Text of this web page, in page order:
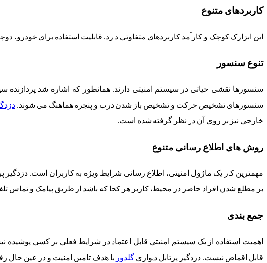
کاربردهای متنوع
این ابزارک کوچک و کارآمد کاربردهای متفاوتی دارد. قابلیت استفاده برای
تنوع سنسور
سنسورها نقشی حیاتی در سیستم امنیتی دارند. همانطور که اشاره شد پردازنده
سنسورهای تشخیص حرکت و تشخیص باز شدن درب و پنجره هماهنگ می شوند.
خارجی نیز بر روی آن در نظر گرفته شده است.
روش های اطلاع رسانی متنوع
مهمترین کار یک ماژول امنیتی، اطلاع رسانی شرایط ویژه به کاربران است.
بر مطلع شدن افراد حاضر در محیط، کاربر هر کجا که باشد از طریق پیامک و تماس
جمع بندی
اهمیت استفاده از یک سیستم امنیتی قابل اعتماد در شرایط فعلی بر کسی
قابل اقماض نیست. دزدگیر پرتابل دیواری گلدور با هدف تامین امنیت و در عین حال